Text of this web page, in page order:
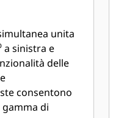
unita
a sinistra e
delle
consentono
di